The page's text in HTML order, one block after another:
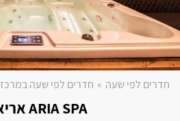
בת ים
שזור
בורגתה
חדרים לפי שעה » חדרים לפי שעה במרכז
ARIA SPA אריא ספא